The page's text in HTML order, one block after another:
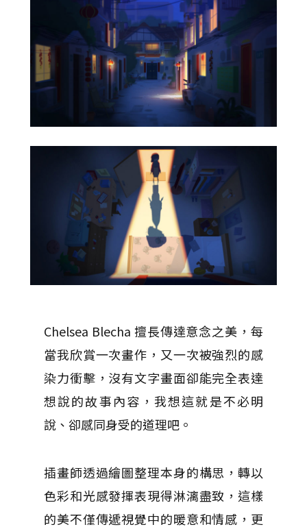
Chelsea Blecha 擅長傳達意念之美，每
當我欣賞一次畫作，又一次被強烈的感
染力衝擊，沒有文字畫面卻能完全表達
想說的故事內容，我想這就是不必明
說、卻感同身受的道理吧。
插畫師透過繪圖整理本身的構思，轉以
色彩和光感發揮表現得淋漓盡致，這樣
的美不僅傳遞視覺中的暖意和情感，更